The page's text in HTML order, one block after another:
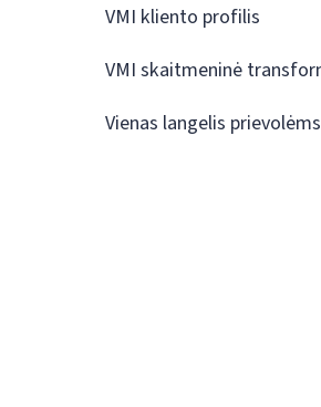
VMI kliento profilis
VMI skaitmeninė
Vienas langelis